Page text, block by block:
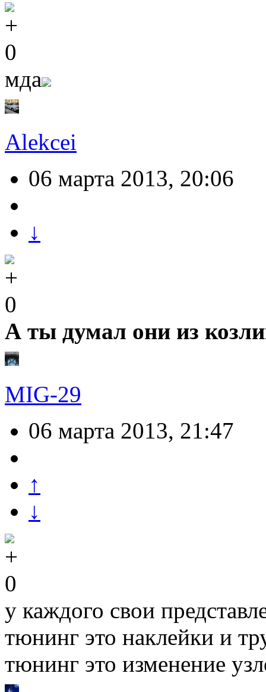
0
мда
Alekcei
06 марта 2013, 20:06
↓
0
А ты думал они из
MIG-29
06 марта 2013, 21:47
↑
↓
0
у каждого свои
тюнинг это наклейки и
тюнинг это изменение